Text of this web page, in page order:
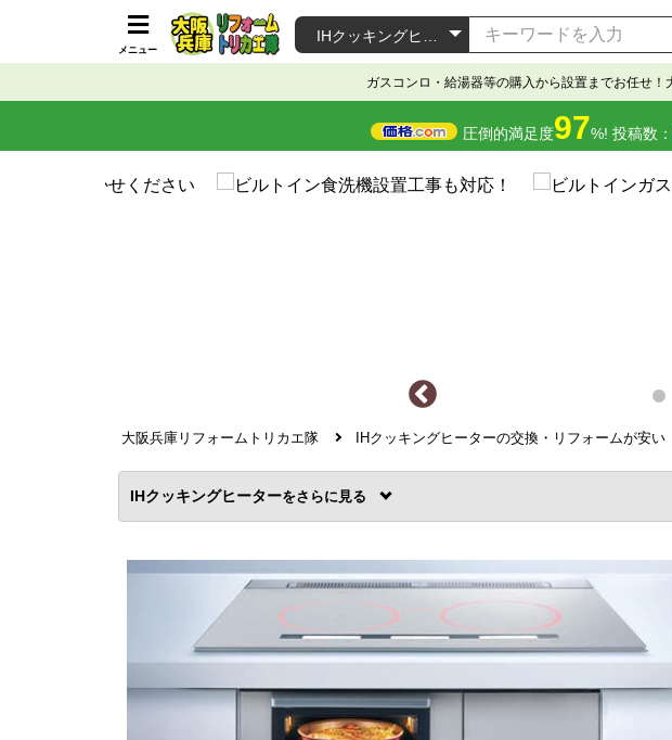
メニュー
ガスコンロ・給湯器等の購入から設置までお任せ
圧倒的満足度97%! 投稿数：
大阪兵庫リフォームトリカエ隊 IHクッキングヒーターの交換・リフォームが安い
IHクッキングヒーターを